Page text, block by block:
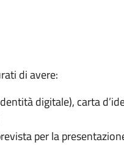
di avere:
digitale), carta
per la